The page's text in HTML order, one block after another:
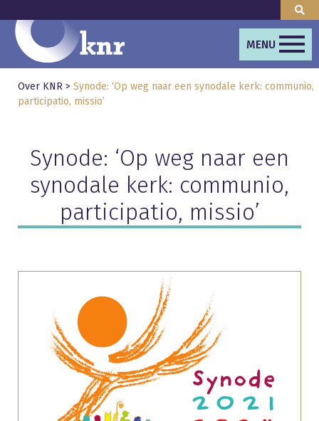
MENU
Over KNR > Synode: ‘Op weg naar een synodale kerk: communio,
participatio, missio’
Synode: ‘Op weg naar een
synodale kerk: communio,
participatio, missio’